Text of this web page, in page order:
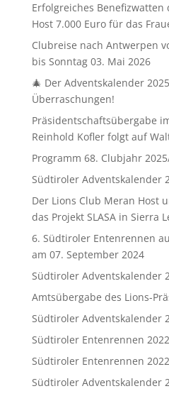
Erfolgreiches Benefizwatten
Host 7.000 Euro für das
Clubreise nach Antwerpen
bis Sonntag 03. Mai 2026
🎄 Der Adventskalender
Überraschungen!
Präsidentschaftsübergabe
Reinhold Kofler folgt auf
Programm 68. Clubjahr
Südtiroler Adventskalender
Der Lions Club Meran Host
das Projekt SLASA in Sierra
6. Südtiroler Entenrennen
am 07. September 2024
Südtiroler Adventskalender
Amtsübergabe des Lions-
Südtiroler Adventskalender
Südtiroler Entenrennen 2022
Südtiroler Entenrennen 2022
Südtiroler Adventskalender